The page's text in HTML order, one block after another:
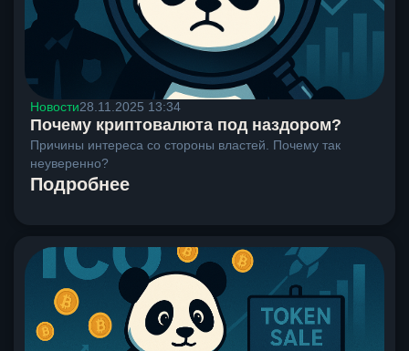
Новости28.11.2025 13:34
Почему криптовалюта под наздором?
Причины интереса со стороны властей. Почему так
неуверенно?
Подробнее